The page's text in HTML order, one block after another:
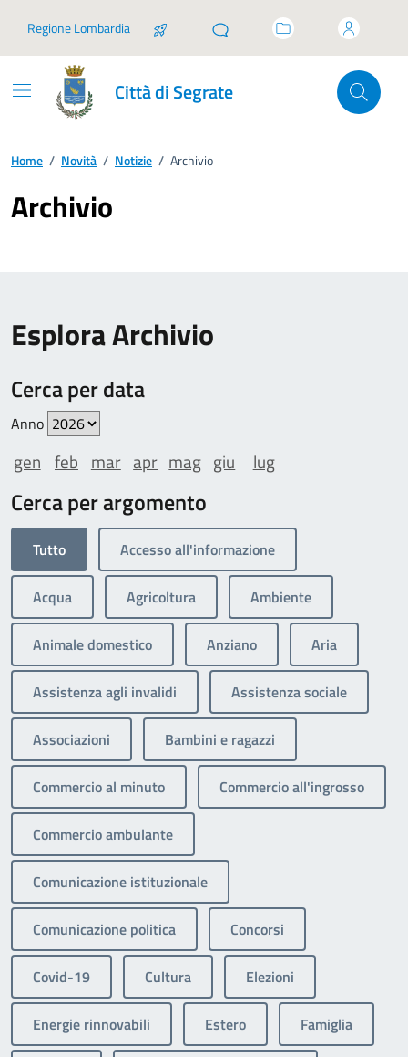
Regione Lombardia
Città di Segrate
Home / Novità / Notizie / Archivio
Archivio
Esplora Archivio
Cerca per data
Anno
gen feb mar apr mag giu lug
Cerca per argomento
Tutto Accesso all'informazione
Acqua Agricoltura Ambiente
Animale domestico Anziano Aria
Assistenza agli invalidi Assistenza sociale
Associazioni Bambini e ragazzi
Commercio al minuto Commercio all'ingrosso
Commercio ambulante
Comunicazione istituzionale
Comunicazione politica Concorsi
Covid-19 Cultura Elezioni
Energie rinnovabili Estero Famiglia